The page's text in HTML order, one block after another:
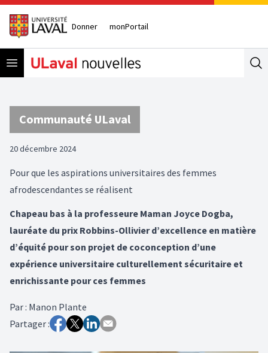
Donner monPortail
Open menu
Communauté ULaval
20 décembre 2024
Pour que les aspirations universitaires des femmes
afrodescendantes se réalisent
Chapeau bas à la professeure Maman Joyce Dogba,
lauréate du prix Robbins-Ollivier d’excellence en matière
d’équité pour son projet de coconception d’une
expérience universitaire culturellement sécuritaire et
enrichissante pour ces femmes
Par: Manon Plante
Partager :